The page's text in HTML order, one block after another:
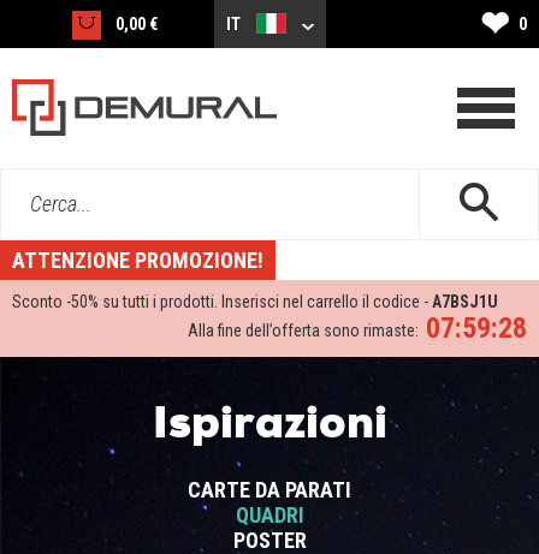
0,00 € IT ❤ 0
Cerca...
ATTENZIONE PROMOZIONE!
Sconto -50% su tutti i prodotti. Inserisci nel carrello il codice -A7BSJ1U
07:59:27
Alla fine dell’offerta sono rimaste:
Ispirazioni
CARTE DA PARATI
QUADRI
POSTER